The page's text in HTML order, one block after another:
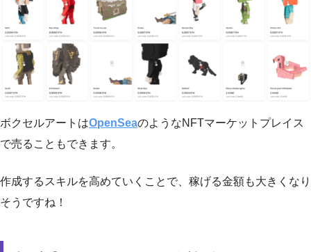
ボクセルアートはOpenSeaのようなNFTマーケットプレイス
で売ることもできます。
作成するスキルを高めていくことで、稼げる金額も大きくなり
そうですね！